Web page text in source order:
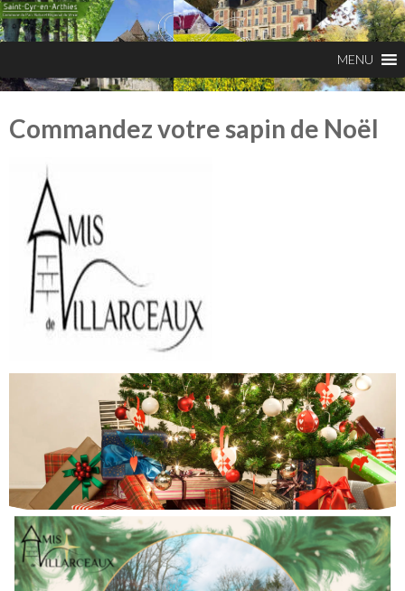
Commandez votre sapin de Noël